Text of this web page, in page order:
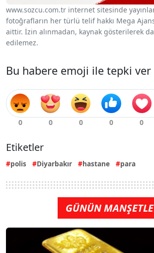
www.sozcu.com.tr internet sitesinde
fotoğrafların her türlü telif hakkı Mega
aittir. İzin alınmadan, kaynak gösterilerek
edilemez.
Bu habere emoji ile tepki ver
Etiketler
polis Diyarbakır hastane para
GÜNÜN